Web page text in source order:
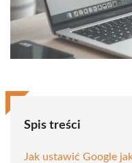
Spis treści
Jak ustawić Google